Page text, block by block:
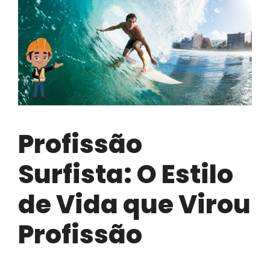
Profissão
Surfista: O Estilo
de Vida que Virou
Profissão